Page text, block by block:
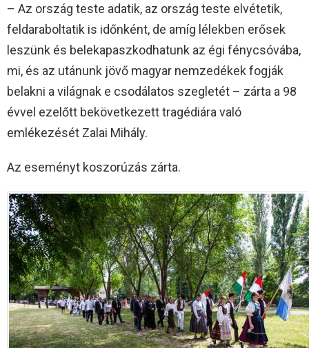
– Az ország teste adatik, az ország teste elvétetik,
feldaraboltatik is időnként, de amíg lélekben erősek
leszünk és belekapaszkodhatunk az égi fénycsóvába,
mi, és az utánunk jövő magyar nemzedékek fogják
belakni a világnak e csodálatos szegletét – zárta a 98
évvel ezelőtt bekövetkezett tragédiára való
emlékezését Zalai Mihály.
Az eseményt koszorúzás zárta.